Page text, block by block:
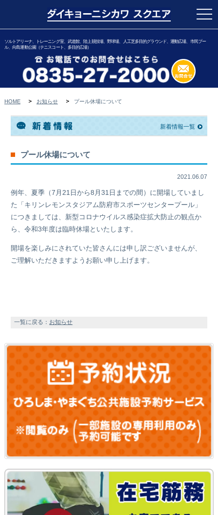
ソルトアリーナ、トレーニング室、武道館、陸上競技場、野球場、人工芝多目的グラウンド、運動広場、市民プー
ル、向島運動公園（テニスコート、多目的広場）
HOME お知らせ プール休場について
新着情報一覧
プール休場について
2021.06.07
例年、夏季（7月21日から8月31日までの間）に開場していまし
た「キリンレモンスタジアム防府市スポーツセンタープール」
につきましては、新型コロナウイルス感染症拡大防止の観点か
ら、令和3年度は臨時休場といたします。
開場を楽しみにされていた皆さんには申し訳ございませんが、
ご理解いただきますようお願い申し上げます。
一覧に戻る： お知らせ